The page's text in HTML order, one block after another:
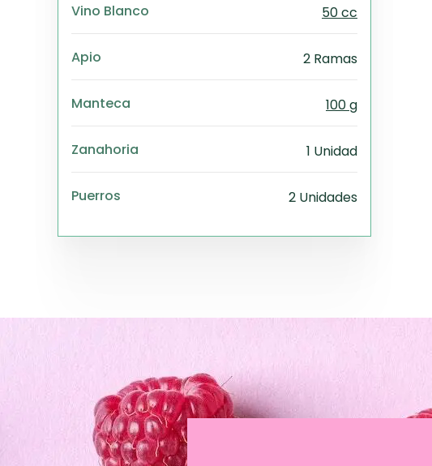
Vino Blanco 50 cc
Apio 2 Ramas
Manteca 100 g
Zanahoria 1 Unidad
Puerros 2 Unidades